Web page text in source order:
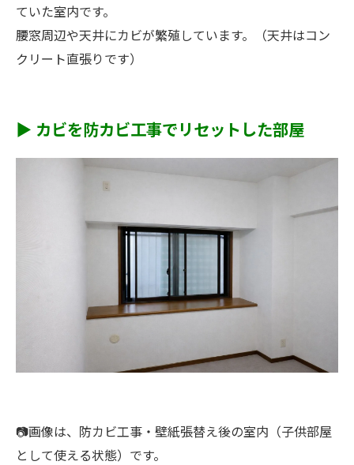
ていた室内です。
腰窓周辺や天井にカビが繁殖しています。（天井はコン
クリート直張りです）
▶ カビを防カビ工事でリセットした部屋
📷画像は、防カビ工事・壁紙張替え後の室内（子供部屋
として使える状態）です。